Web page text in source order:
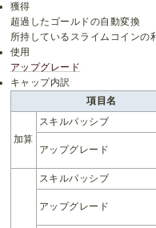
獲得
超過したゴールドの自動変換
所持しているスライムコインの
使用
アップグレード
キャップ内訳
項目名
加算
スキルパッシブ
アップグレード
スキルパッシブ
アップグレード